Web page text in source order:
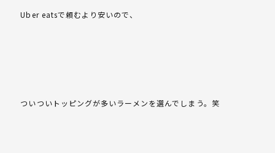
Uber eatsで頼むより安いので、
ついついトッピングが多いラーメンを選んでしまう。笑